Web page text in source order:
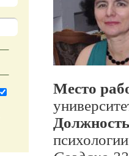
Место
психологии